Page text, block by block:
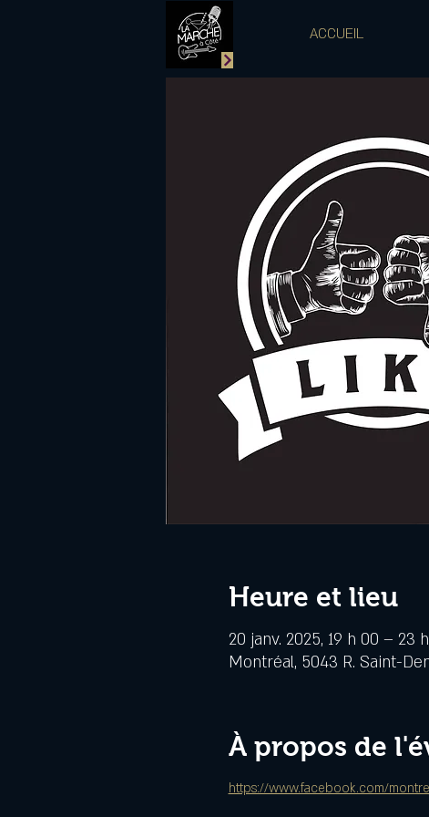
ACCUEIL
Heure et lieu
20 janv. 2025, 19 h 00 – 23
Montréal, 5043 R. Saint-
À propos de
https://www.facebook.com/